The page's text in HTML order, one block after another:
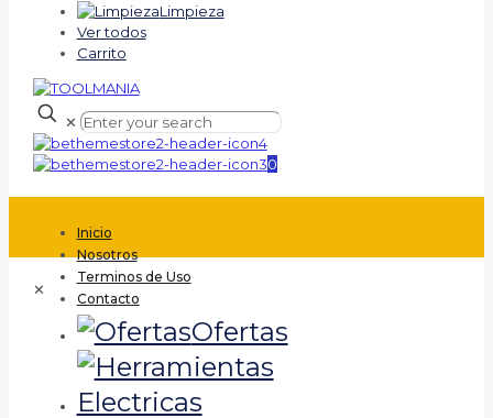
Limpieza
Ver todos
Carrito
✕
0
Inicio
Nosotros
Terminos de Uso
Contacto
✕
Ofertas